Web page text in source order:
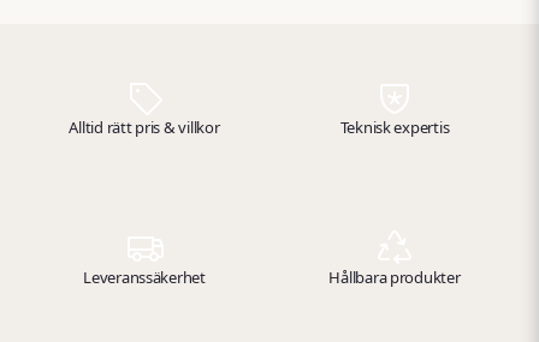
Alltid rätt pris & villkor Teknisk expertis
Leveranssäkerhet Hållbara produkter